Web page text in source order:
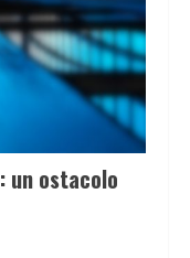
un ostacolo